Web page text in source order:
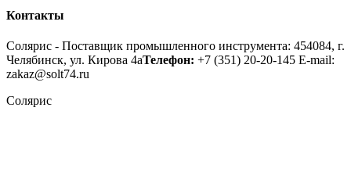
Контакты
Солярис - Поставщик промышленного инструмента: 454084, г.
Челябинск, ул. Кирова 4аТелефон: +7 (351) 20-20-145 E-mail:
zakaz@solt74.ru
Солярис